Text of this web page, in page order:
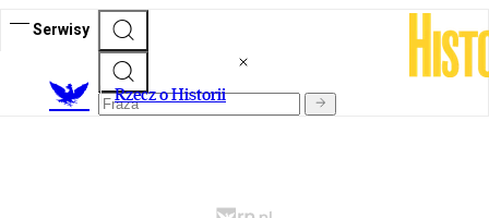
Serwisy
Rzecz o Historii